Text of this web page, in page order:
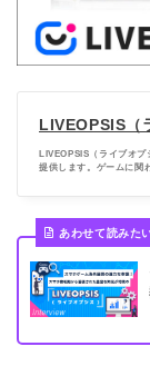
LIVEOPSIS（
LIVEOPSIS（ライブオ
提供します。ゲームに関
あわせて読みた